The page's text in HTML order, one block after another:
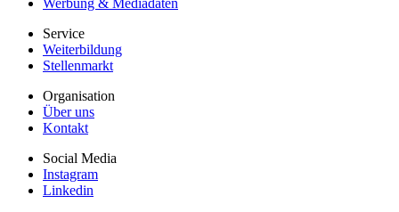
Service
Weiterbildung
Stellenmarkt
Organisation
Über uns
Kontakt
Social Media
Instagram
Linkedin